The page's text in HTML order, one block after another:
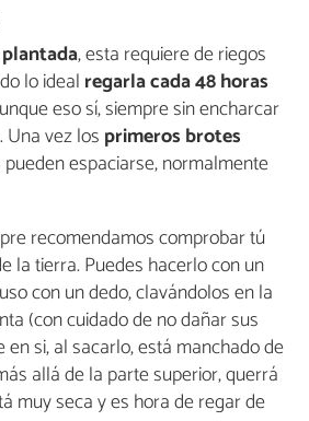
, esta requiere de riegos
lo ideal regarla cada 48 horas
eso sí, siempre sin encharcar
vez losprimeros brotes
espaciarse, normalmente
recomendamos comprobar tú
la tierra. Puedes hacerlo con un
con un dedo, clavándolos en la
(con cuidado de no dañar sus
en si, al sacarlo, está manchado de
allá de la parte superior, querrá
muy seca y es hora de regar de